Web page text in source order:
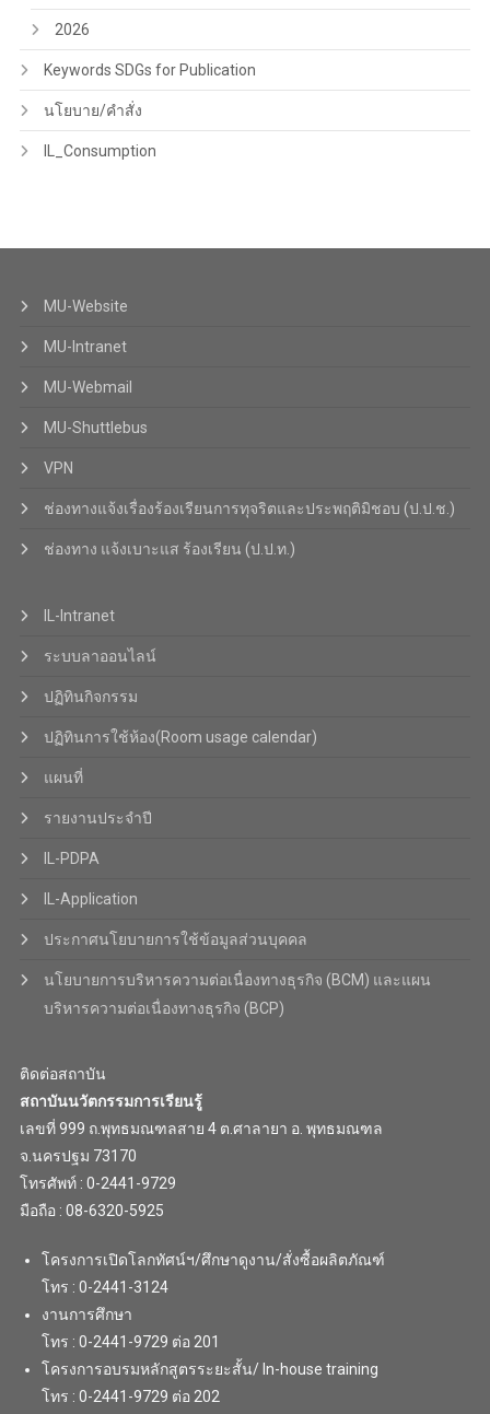
2026
Keywords SDGs for Publication
นโยบาย/คำสั่ง
IL_Consumption
MU-Website
MU-Intranet
MU-Webmail
MU-Shuttlebus
VPN
ช่องทางแจ้งเรื่องร้องเรียนการทุจริตและประพฤติมิชอบ (ป.ป.ช.)
ช่องทาง แจ้งเบาะแส ร้องเรียน (ป.ป.ท.)
IL-Intranet
ระบบลาออนไลน์
ปฏิทินกิจกรรม
ปฏิทินการใช้ห้อง(Room usage calendar)
แผนที่
รายงานประจำปี
IL-PDPA
IL-Application
ประกาศนโยบายการใช้ข้อมูลส่วนบุคคล
นโยบายการบริหารความต่อเนื่องทางธุรกิจ (BCM) และแผน
บริหารความต่อเนื่องทางธุรกิจ (BCP)
ติดต่อสถาบัน
สถาบันนวัตกรรมการเรียนรู้
เลขที่ 999 ถ.พุทธมณฑลสาย 4 ต.ศาลายา อ. พุทธมณฑล
จ.นครปฐม 73170
โทรศัพท์ : 0-2441-9729
มือถือ : 08-6320-5925
โครงการเปิดโลกทัศน์ฯ/ศึกษาดูงาน/สั่งซื้อผลิตภัณฑ์
โทร : 0-2441-3124
งานการศึกษา
โทร : 0-2441-9729 ต่อ 201
โครงการอบรมหลักสูตรระยะสั้น/ In-house training
โทร : 0-2441-9729 ต่อ 202